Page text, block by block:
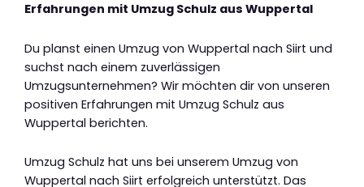
Erfahrungen mit Umzug Schulz aus Wuppertal
Du planst einen Umzug von Wuppertal nach Siirt und
suchst nach einem zuverlässigen
Umzugsunternehmen? Wir möchten dir von unseren
positiven Erfahrungen mit Umzug Schulz aus
Wuppertal berichten.
Umzug Schulz hat uns bei unserem Umzug von
Wuppertal nach Siirt erfolgreich unterstützt. Das